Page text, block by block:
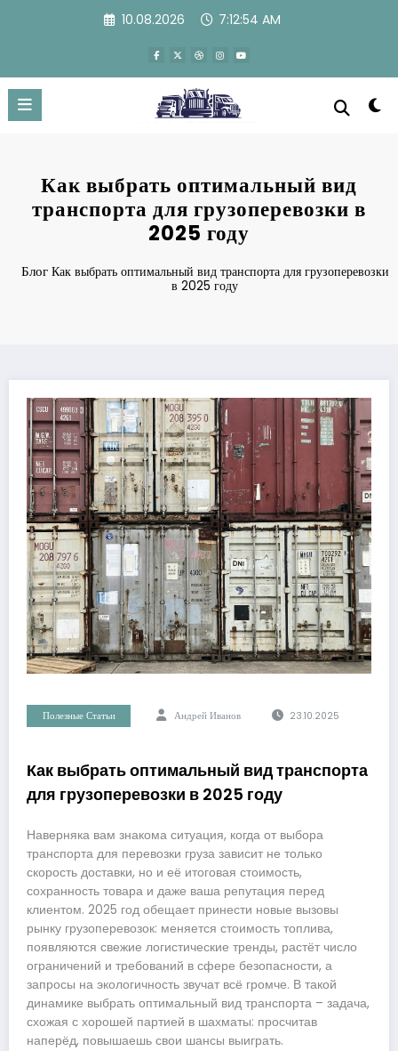
10.08.2026 7:12:55 AM
Как выбрать оптимальный вид
транспорта для грузоперевозки в
2025 году
Блог Как выбрать оптимальный вид транспорта для грузоперевозки
в 2025 году
Полезные Статьи Андрей Иванов 23.10.2025
Как выбрать оптимальный вид транспорта
для грузоперевозки в 2025 году
Наверняка вам знакома ситуация, когда от выбора
транспорта для перевозки груза зависит не только
скорость доставки, но и её итоговая стоимость,
сохранность товара и даже ваша репутация перед
клиентом. 2025 год обещает принести новые вызовы
рынку грузоперевозок: меняется стоимость топлива,
появляются свежие логистические тренды, растёт число
ограничений и требований в сфере безопасности, а
запросы на экологичность звучат всё громче. В такой
динамике выбрать оптимальный вид транспорта – задача,
схожая с хорошей партией в шахматы: просчитав
наперёд, повышаешь свои шансы выиграть.